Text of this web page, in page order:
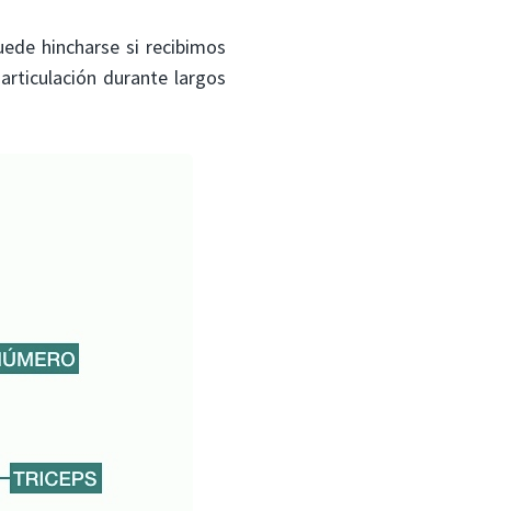
hincharse si recibimos
durante largos